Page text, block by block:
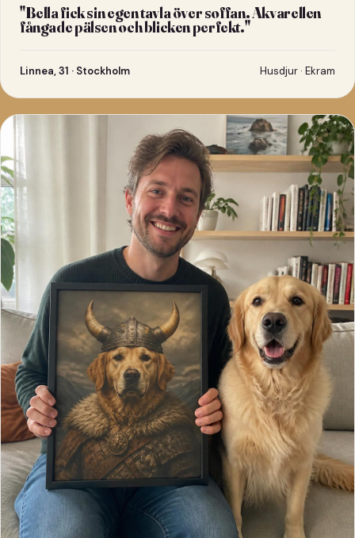
"Bella fick sin egen tavla över soffan. Akvarellen
fångade pälsen och blicken perfekt."
Linnea, 31 · Stockholm Husdjur · Ekram